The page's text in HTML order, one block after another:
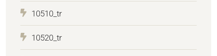
10510_tr
10520_tr